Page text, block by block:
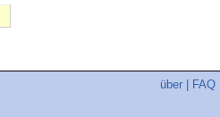
über FAQ